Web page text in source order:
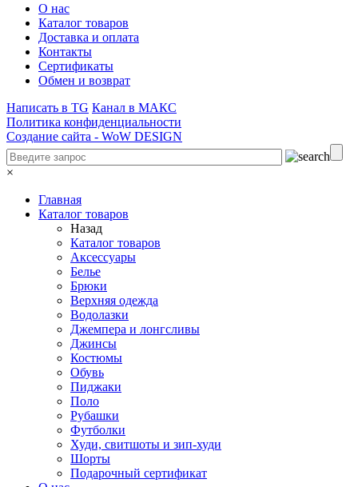
О нас
Каталог товаров
Доставка и оплата
Контакты
Сертификаты
Обмен и возврат
Написать в TG Канал в МАКС
Политика конфиденциальности
Создание сайта - WoW DESIGN
×
Главная
Каталог товаров
Назад
Каталог товаров
Аксессуары
Белье
Брюки
Верхняя одежда
Водолазки
Джемпера и лонгсливы
Джинсы
Костюмы
Обувь
Пиджаки
Поло
Рубашки
Футболки
Худи, свитшоты и зип-худи
Шорты
Подарочный сертификат